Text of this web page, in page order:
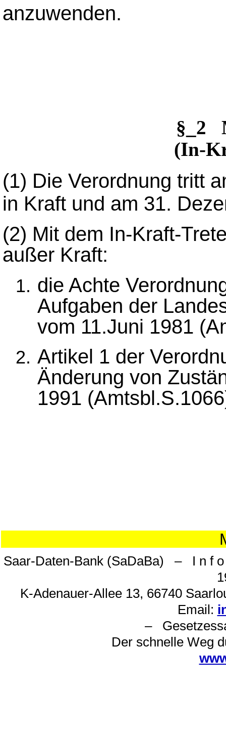
anzuwenden.
§_2
(In-
(1) Die Verordnung tritt
in Kraft und am 31.
(2) Mit dem In-Kraft-
außer Kraft:
die Achte
Aufgaben der
vom 11.Juni 1981
Artikel 1 der
Änderung von
1991
Saar-Daten-Bank (SaDaBa) – I n f
K-Adenauer-Allee 13, 66740
Email:
–
Der schnelle Weg